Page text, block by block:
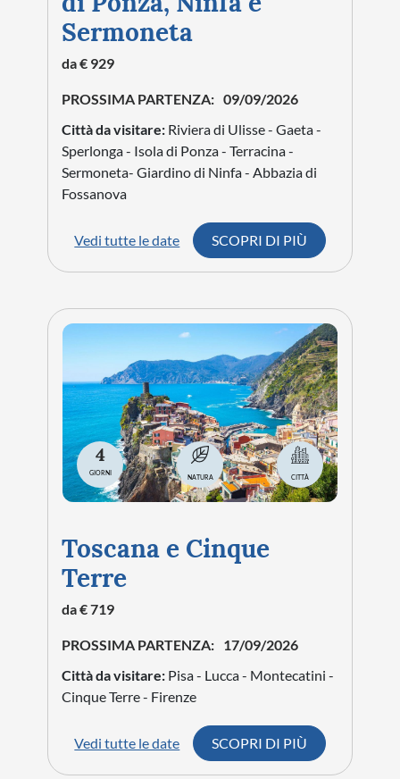
Sermoneta
da € 929
PROSSIMA PARTENZA: 09/09/2026
Città da visitare: Riviera di Ulisse - Gaeta -
Sperlonga - Isola di Ponza - Terracina -
Sermoneta- Giardino di Ninfa - Abbazia di
Fossanova
Vedi tutte le date SCOPRI DI PIÙ
4
GIORNI
NATURA CITTÀ
Toscana e Cinque
Terre
da € 719
PROSSIMA PARTENZA: 17/09/2026
Città da visitare: Pisa - Lucca - Montecatini -
Cinque Terre - Firenze
Vedi tutte le date SCOPRI DI PIÙ